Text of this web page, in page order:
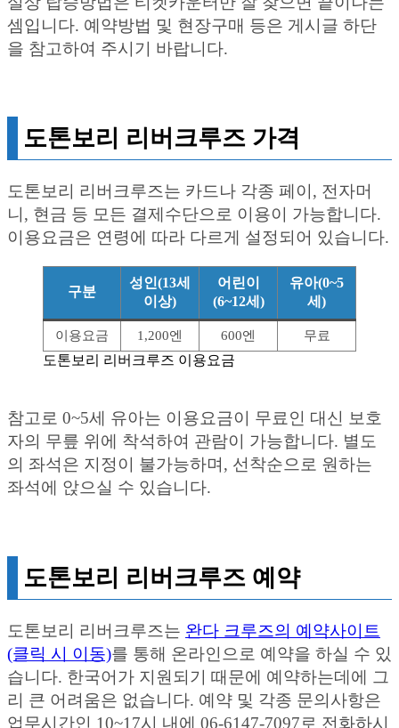
셈입니다. 예약방법 및 현장구매 등은 게시글 하단
을 참고하여 주시기 바랍니다.
도톤보리 리버크루즈 가격
도톤보리 리버크루즈는 카드나 각종 페이, 전자머
니, 현금 등 모든 결제수단으로 이용이 가능합니다.
이용요금은 연령에 따라 다르게 설정되어 있습니다.
구분
성인(13세
이상)
어린이
(6~12세)
유아(0~5
세)
이용요금 1,200엔 600엔 무료
도톤보리 리버크루즈 이용요금
참고로 0~5세 유아는 이용요금이 무료인 대신 보호
자의 무릎 위에 착석하여 관람이 가능합니다. 별도
의 좌석은 지정이 불가능하며, 선착순으로 원하는
좌석에 앉으실 수 있습니다.
도톤보리 리버크루즈 예약
도톤보리 리버크루즈는 완다 크루즈의 예약사이트
(클릭 시 이동)를 통해 온라인으로 예약을 하실 수 있
습니다. 한국어가 지원되기 때문에 예약하는데에 그
리 큰 어려움은 없습니다. 예약 및 각종 문의사항은
업무시간인 10~17시 내에 06-6147-7097로 전화하시